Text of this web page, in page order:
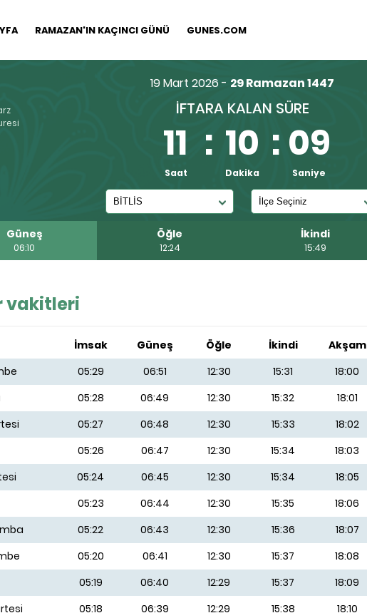
RAMAZAN'IN KAÇINCI GÜNÜ GUNES.COM
19 Mart 2026 - 29 Ramazan 1447
İFTARA KALAN SÜRE
11 : 10 : 09
Saat Dakika Saniye
Güneş
06:10
Öğle
12:24
İkindi
15:49
vakitleri
İmsak Güneş Öğle İkindi Akşam
05:29 06:51 12:30 15:31 18:00
05:28 06:49 12:30 15:32 18:01
05:27 06:48 12:30 15:33 18:02
05:26 06:47 12:30 15:34 18:03
05:24 06:45 12:30 15:34 18:05
05:23 06:44 12:30 15:35 18:06
05:22 06:43 12:30 15:36 18:07
05:20 06:41 12:30 15:37 18:08
05:19 06:40 12:29 15:37 18:09
05:18 06:39 12:29 15:38 18:10